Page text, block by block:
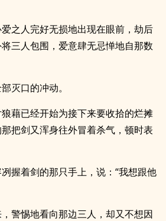
之人完好无损地出现在眼前，劫后
三人包围，爱意肆无忌惮地自那数
灭口的冲动。
藉已经开始为接下来要收拾的烂摊
把剑又浑身往外冒着杀气，顿时表
握着剑的那只手上，说：“我想跟他
警惕地看向那边三人，却又不想因